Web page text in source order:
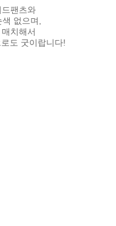
팬츠와
없으며,
치해서
도 굿이랍니다!